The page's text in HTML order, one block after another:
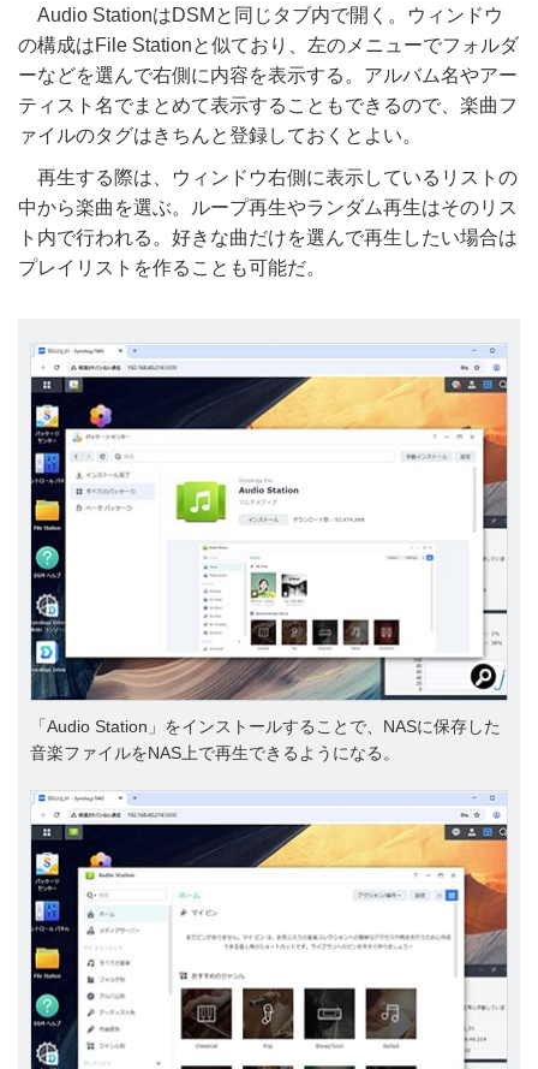
Audio StationはDSMと同じタブ内で開く。ウィンドウ
の構成はFile Stationと似ており、左のメニューでフォルダ
ーなどを選んで右側に内容を表示する。アルバム名やアー
ティスト名でまとめて表示することもできるので、楽曲フ
ァイルのタグはきちんと登録しておくとよい。
再生する際は、ウィンドウ右側に表示しているリストの
中から楽曲を選ぶ。ループ再生やランダム再生はそのリス
ト内で行われる。好きな曲だけを選んで再生したい場合は
プレイリストを作ることも可能だ。
「Audio Station」をインストールすることで、NASに保存した
音楽ファイルをNAS上で再生できるようになる。